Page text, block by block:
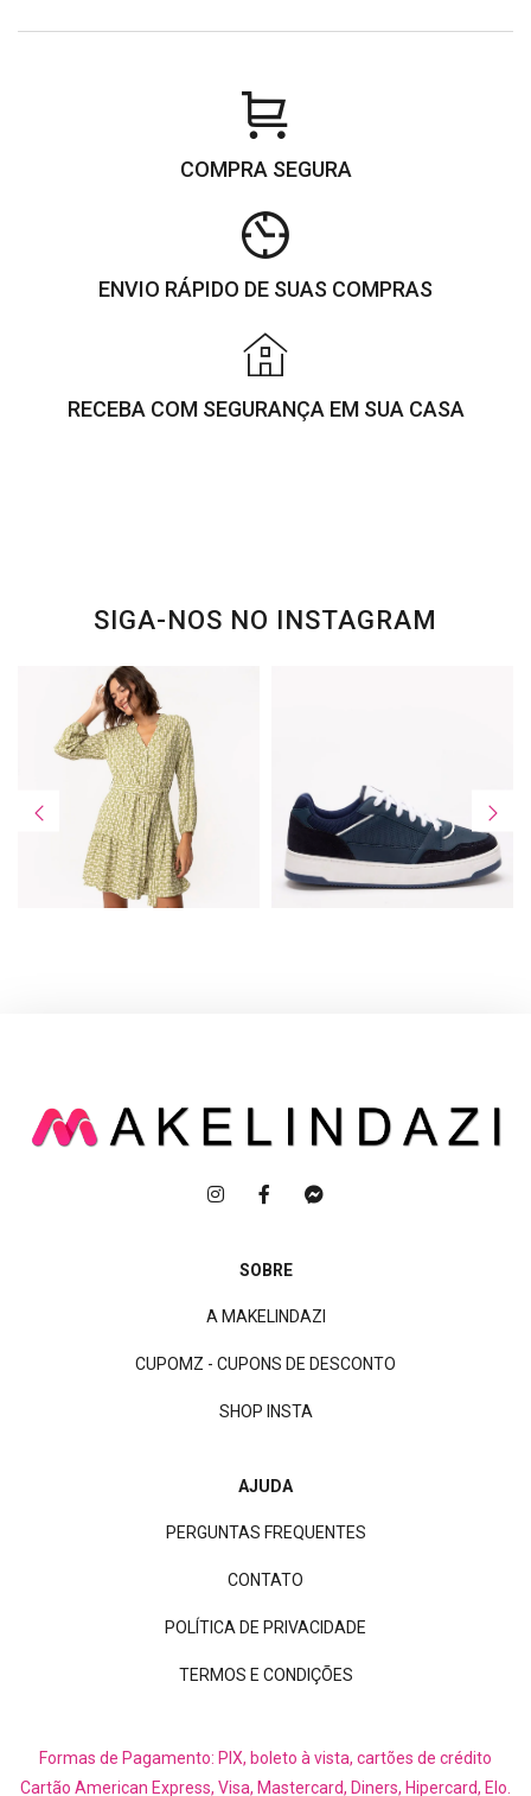
COMPRA SEGURA
ENVIO RÁPIDO DE SUAS COMPRAS
RECEBA COM SEGURANÇA EM SUA CASA
SIGA-NOS NO INSTAGRAM
SOBRE
A MAKELINDAZI
CUPOMZ - CUPONS DE DESCONTO
SHOP INSTA
AJUDA
PERGUNTAS FREQUENTES
CONTATO
POLÍTICA DE PRIVACIDADE
TERMOS E CONDIÇÕES
Formas de Pagamento: PIX, boleto à vista, cartões de crédito
Cartão American Express, Visa, Mastercard, Diners, Hipercard, Elo.